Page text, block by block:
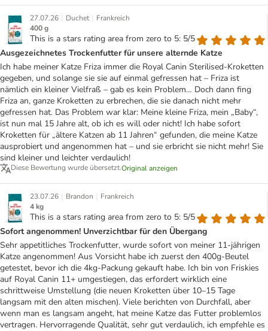
27.07.26 | Duchet | Frankreich
400 g
This is a stars rating area from zero to 5: 5/5
Ausgezeichnetes Trockenfutter für unsere alternde Katze
Ich habe meiner Katze Friza immer die Royal Canin Sterilised-Kroketten
gegeben, und solange sie sie auf einmal gefressen hat – Friza ist
nämlich ein kleiner Vielfraß – gab es kein Problem… Doch dann fing
Friza an, ganze Kroketten zu erbrechen, die sie danach nicht mehr
gefressen hat. Das Problem war klar: Meine kleine Friza, mein „Baby“,
ist nun mal 15 Jahre alt, ob ich es will oder nicht! Ich habe sofort
Kroketten für „ältere Katzen ab 11 Jahren“ gefunden, die meine Katze
ausprobiert und angenommen hat – und sie erbricht sie nicht mehr! Sie
sind kleiner und leichter verdaulich!
Diese Bewertung wurde übersetzt.Original anzeigen
23.07.26 | Brandon | Frankreich
4 kg
This is a stars rating area from zero to 5: 5/5
Sofort angenommen! Unverzichtbar für den Übergang
Sehr appetitliches Trockenfutter, wurde sofort von meiner 11-jährigen
Katze angenommen! Aus Vorsicht habe ich zuerst den 400g-Beutel
getestet, bevor ich die 4kg-Packung gekauft habe. Ich bin von Friskies
auf Royal Canin 11+ umgestiegen, das erfordert wirklich eine
schrittweise Umstellung (die neuen Kroketten über 10–15 Tage
langsam mit den alten mischen). Viele berichten von Durchfall, aber
wenn man es langsam angeht, hat meine Katze das Futter problemlos
vertragen. Hervorragende Qualität, sehr gut verdaulich, ich empfehle es